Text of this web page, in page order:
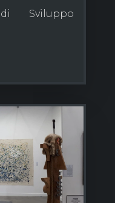
Sviluppo